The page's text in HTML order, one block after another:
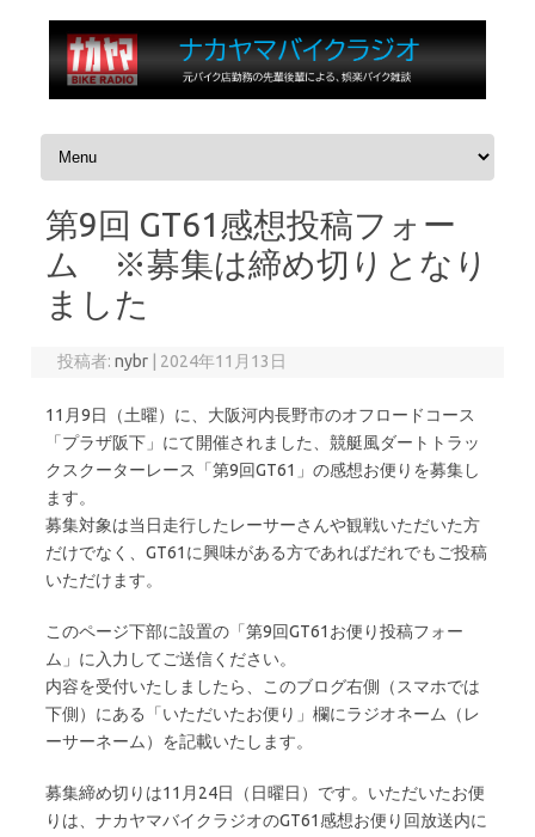
コンテンツへスキップ
第9回 GT61感想投稿フォー
ム ※募集は締め切りとなり
ました
投稿者:nybr 2024年11月13日
11月9日（土曜）に、大阪河内長野市のオフロードコース
「プラザ阪下」にて開催されました、競艇風ダートトラッ
クスクーターレース「第9回GT61」の感想お便りを募集し
ます。
募集対象は当日走行したレーサーさんや観戦いただいた方
だけでなく、GT61に興味がある方であればだれでもご投稿
いただけます。
このページ下部に設置の「第9回GT61お便り投稿フォー
ム」に入力してご送信ください。
内容を受付いたしましたら、このブログ右側（スマホでは
下側）にある「いただいたお便り」欄にラジオネーム（レ
ーサーネーム）を記載いたします。
募集締め切りは11月24日（日曜日）です。いただいたお便
りは、ナカヤマバイクラジオのGT61感想お便り回放送内に